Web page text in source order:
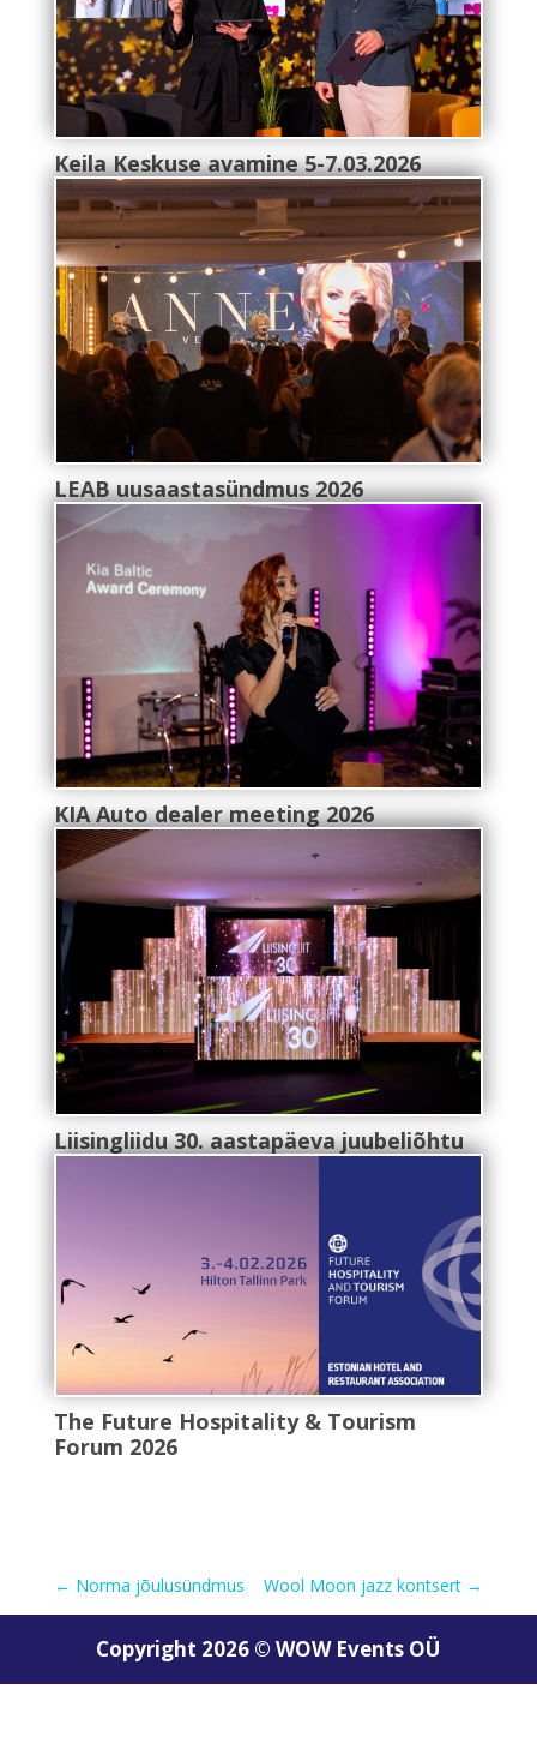
Keila Keskuse avamine 5-7.03.2026
LEAB uusaastasündmus 2026
KIA Auto dealer meeting 2026
Liisingliidu 30. aastapäeva juubeliõhtu
The Future Hospitality & Tourism
Forum 2026
← Norma jõulusündmus Wool Moon jazz kontsert →
Copyright 2026 © WOW Events OÜ